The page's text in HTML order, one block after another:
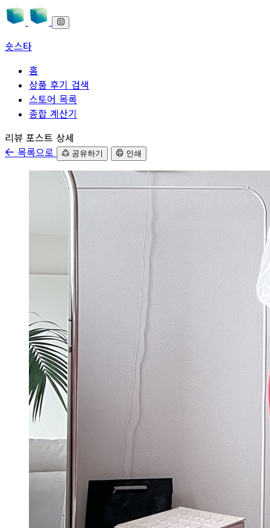
숏스타
홈
상품 후기 검색
스토어 목록
종합 계산기
본문으로 바로가기
리뷰 포스트 상세
목록으로
공유하기 인쇄